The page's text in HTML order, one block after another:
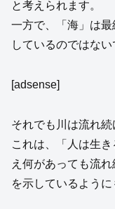
と考えられます。
一方で、「海」は
しているのではない
[adsense]
それでも川は流れ続
これは、「人は生
え何があっても流
を示しているように